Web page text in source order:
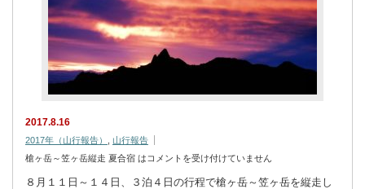
2017.8.16
2017年（山行報告）
山行報告
槍ヶ岳～笠ヶ岳縦走 夏合宿 は コメントを受け付けていません
８月１１日～１４日、３泊４日の行程で槍ヶ岳～笠ヶ岳を縦走し